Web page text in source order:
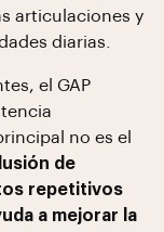
articulaciones y
diarias.
el GAP
no es el
de
repetitivos
a mejorar la